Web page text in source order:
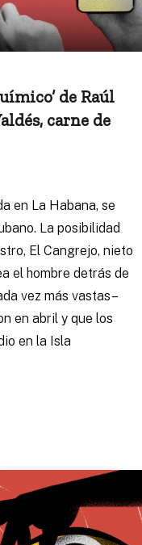
de Raúl
carne de
en La Habana, se
La posibilidad
El Cangrejo, nieto
el hombre detrás de
vez más vastas–
en abril y que los
en la Isla